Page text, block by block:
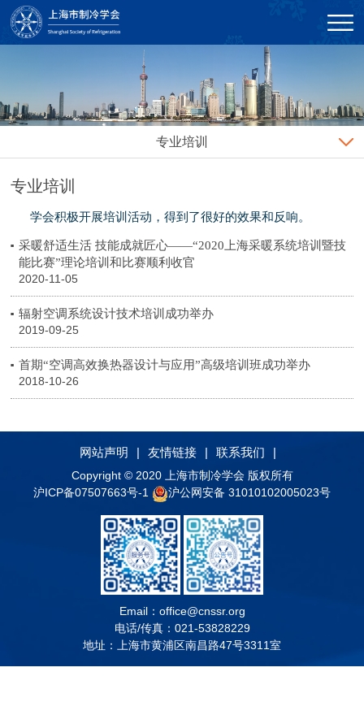
专业培训
专业培训
学会积极开展培训活动，得到了很好的效果和反响。
采暖舒适生活 技能成就匠心——“2020上海采暖系统培训暨技
能比赛”理论培训和比赛顺利收官
2020-11-05
辐射空调系统设计技术培训成功举办
2019-09-25
首期“空调高效换热器设计与应用”高级培训班成功举办
2018-10-26
网站声明 友情链接 联系我们
Copyright © 2020 上海市制冷学会 版权所有
沪ICP备07507663号-1
沪公网安备 31010102005023号
Email： office@cnssr.org
电话/传真：021-53828229
地址：上海市黄浦区南昌路47号3311室